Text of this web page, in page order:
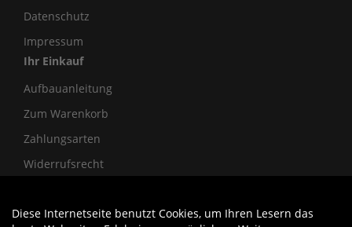
Datenschutz
Impressum
Ihr Einkauf
Aufbauanleitung
Zum Warenkorb
Zahlungsarten
Widerrufsrecht
Diese Internetseite benutzt Cookies, um Ihren Lesern das
Auftrag widerrufen